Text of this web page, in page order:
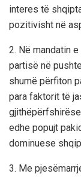
interes të
pozitivisht në
2. Në mandatin
partisë në
shumë përfiton
para faktorit të
edhe popujt
dominuese
3. Me